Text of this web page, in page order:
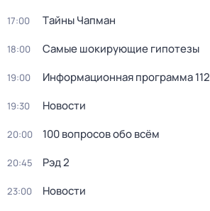
17:00 Тaйны Чапман
18:00 Самые шoкиpующие гипотезы
19:00 Информационная программа 112
19:30 Новости
20:00 100 вопросов обо всём
20:45 Рэд 2
23:00 Новости